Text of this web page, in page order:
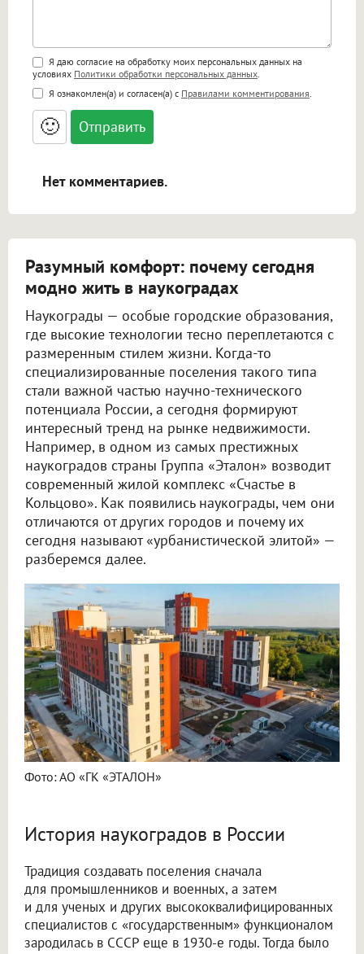
Поддержка HTML
<b>, <strong>, <u>, <i>, <em>, <s>, <big>,
<small>, <sup>, <sub>, <pre>, <ul>, <ol>, <li>,
<blockquote>, <code> экранирует HTML,
адреса URL автоматически становятся
ссылками, и [img]адрес[/img] будет
Я даю согласие на обработку моих персональных данных на
условиях Политики обработки персональных данных
Я ознакомлен(а) и согласен(а) с Правилами комментирования
🙂
Нет комментариев.
Разумный комфорт: почему сегодня
модно жить в наукоградах
Наукограды — особые городские образования,
где высокие технологии тесно переплетаются с
размеренным стилем жизни. Когда-то
специализированные поселения такого типа
стали важной частью научно-технического
потенциала России, а сегодня формируют
интересный тренд на рынке недвижимости.
Например, в одном из самых престижных
наукоградов страны Группа «Эталон» возводит
современный жилой комплекс «Счастье в
Кольцово». Как появились наукограды, чем они
отличаются от других городов и почему их
сегодня называют «урбанистической элитой» —
разберемся далее.
Фото: АО «ГК «ЭТАЛОН»
История наукоградов в России
Традиция создавать поселения сначала
для промышленников и военных, а затем
и для ученых и других высококвалифицированных
специалистов с «государственным» функционалом
зародилась в СССР еще в 1930-е годы. Тогда было